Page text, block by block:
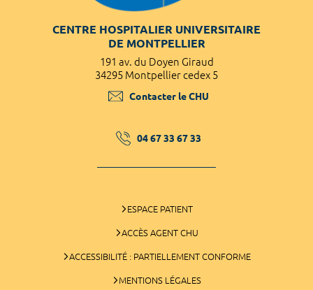
CENTRE HOSPITALIER UNIVERSITAIRE
DE MONTPELLIER
191 av. du Doyen Giraud
34295 Montpellier cedex 5
Contacter le CHU
04 67 33 67 33
ESPACE PATIENT
ACCÈS AGENT CHU
ACCESSIBILITÉ : PARTIELLEMENT CONFORME
MENTIONS LÉGALES